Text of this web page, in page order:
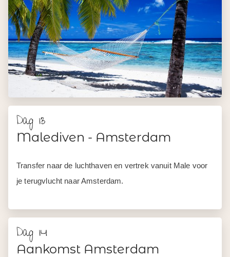
Dag 13
Malediven - Amsterdam
Transfer naar de luchthaven en vertrek vanuit Male voor
je terugvlucht naar Amsterdam.
Dag 14
Aankomst Amsterdam